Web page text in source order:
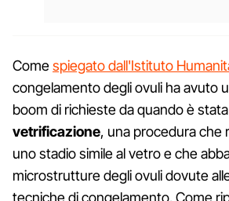
Comespiegato dall'Istituto
congelamento degli ovuli ha avuto
boom di richieste da quando è
vetrificazione, una procedura che
uno stadio simile al vetro e che
microstrutture degli ovuli dovute
tecniche di congelamento. Come